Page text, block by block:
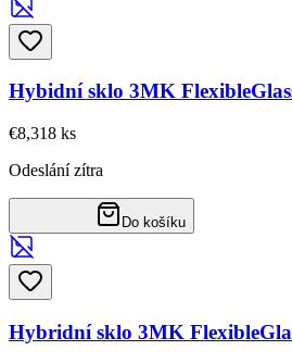
Hybidní sklo 3MK
€8,318 ks
Odeslání zítra
Do košíku
Hybridní sklo 3MK